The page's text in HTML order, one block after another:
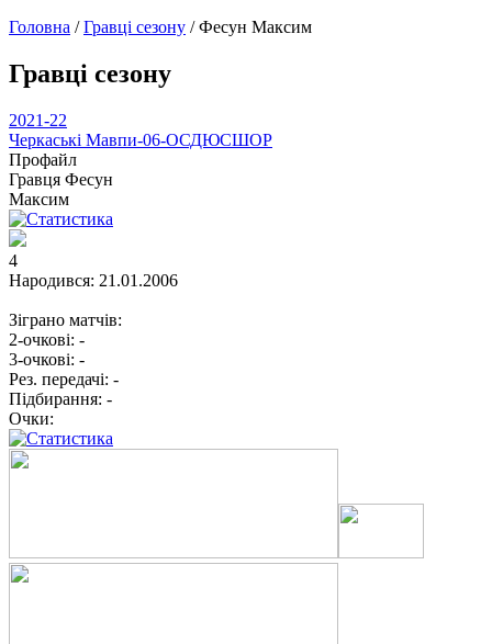
Головна /Гравці сезону /Фесун Максим
Гравці сезону
2021-22
Черкаські Мавпи-06-ОСДЮСШОР
Профайл
Гравця Фесун
Максим
4
Народився: 21.01.2006
Зіграно матчів:
2-очкові: -
3-очкові: -
Рез. передачі: -
Підбирання: -
Очки: